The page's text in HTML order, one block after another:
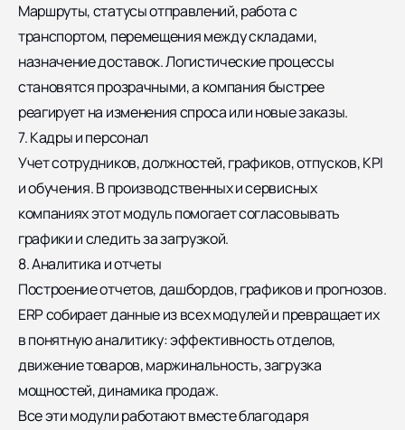
Маршруты, статусы отправлений, работа с
транспортом, перемещения между складами,
назначение доставок. Логистические процессы
становятся прозрачными, а компания быстрее
реагирует на изменения спроса или новые заказы.
7. Кадры и персонал
Учет сотрудников, должностей, графиков, отпусков, KPI
и обучения. В производственных и сервисных
компаниях этот модуль помогает согласовывать
графики и следить за загрузкой.
8. Аналитика и отчеты
Построение отчетов, дашбордов, графиков и прогнозов.
ERP собирает данные из всех модулей и превращает их
в понятную аналитику: эффективность отделов,
движение товаров, маржинальность, загрузка
мощностей, динамика продаж.
Все эти модули работают вместе благодаря